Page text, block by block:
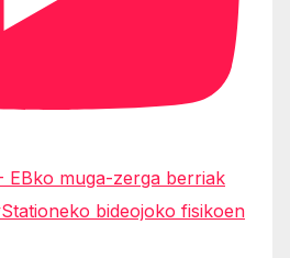
EBko muga-zerga berriak
bideojoko fisikoen